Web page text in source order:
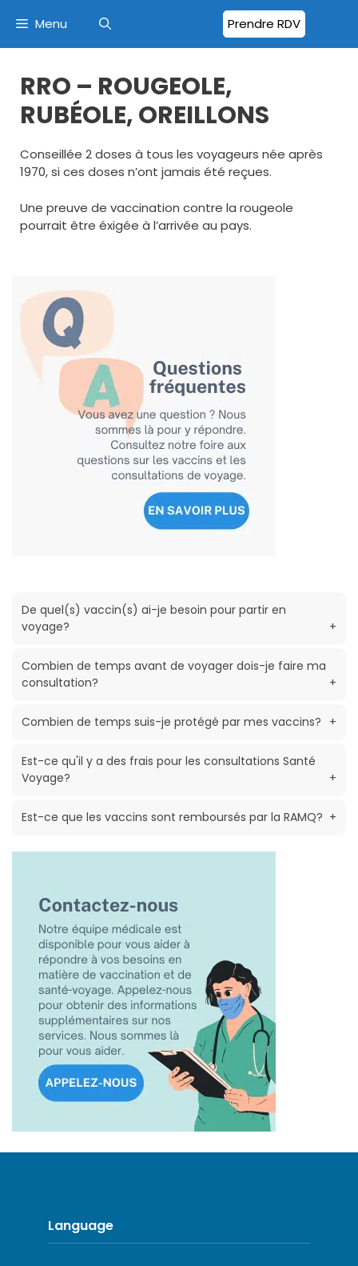
Prendre RDV
Menu
RRO – ROUGEOLE,
RUBÉOLE, OREILLONS
Conseillée 2 doses à tous les voyageurs née après
1970, si ces doses n’ont jamais été reçues.
Une preuve de vaccination contre la rougeole
pourrait être éxigée à l’arrivée au pays.
De quel(s) vaccin(s) ai-je besoin pour partir en
voyage?
+
Combien de temps avant de voyager dois-je faire ma
consultation?
+
Combien de temps suis-je protégé par mes vaccins? +
Est-ce qu'il y a des frais pour les consultations Santé
Voyage?
+
Est-ce que les vaccins sont remboursés par la RAMQ? +
Language